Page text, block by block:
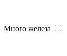
Много железа